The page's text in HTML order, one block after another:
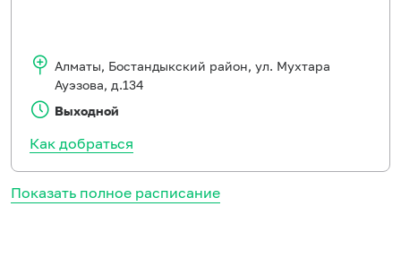
Показать полное расписание
Алматы, Бостандыкский район, ул. Мухтара
Ауэзова, д.134
Выходной
Как добраться